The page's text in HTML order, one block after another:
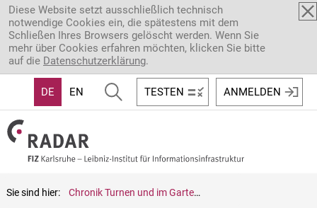
Direkt zum Inhalt
Diese Website setzt ausschließlich technisch
notwendige Cookies ein, die spätestens mit dem
Schließen Ihres Browsers gelöscht werden. Wenn Sie
mehr über Cookies erfahren möchten, klicken Sie bitte
auf die Datenschutzerklärung.
DE EN TESTEN ANMELDEN
Sie sind hier: Chronik Turnen und im Garten der Familie